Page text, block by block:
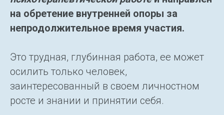
на обретение внутренней опоры за
непродолжительное время участия.
Это трудная, глубинная работа, ее может
осилить только человек,
заинтересованный в своем личностном
росте и знании и принятии себя.